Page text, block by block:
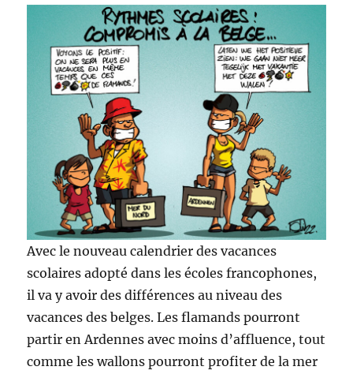
Avec le nouveau calendrier des vacances
scolaires adopté dans les écoles francophones,
il va y avoir des différences au niveau des
vacances des belges. Les flamands pourront
partir en Ardennes avec moins d’affluence, tout
comme les wallons pourront profiter de la mer